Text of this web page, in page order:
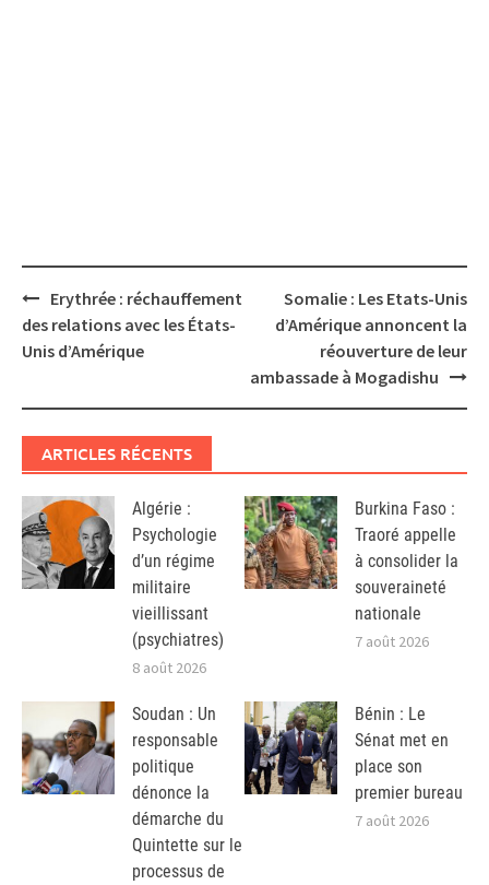
Post
navigation
Erythrée : réchauffement
des relations avec les États-
Unis d’Amérique
Somalie : Les Etats-Unis
d’Amérique annoncent la
réouverture de leur
ambassade à Mogadishu
ARTICLES RÉCENTS
Algérie :
Psychologie
d’un régime
militaire
vieillissant
(psychiatres)
8 août 2026
Burkina Faso :
Traoré appelle
à consolider la
souveraineté
nationale
7 août 2026
Soudan : Un
responsable
politique
dénonce la
démarche du
Quintette sur le
processus de
Bénin : Le
Sénat met en
place son
premier bureau
7 août 2026